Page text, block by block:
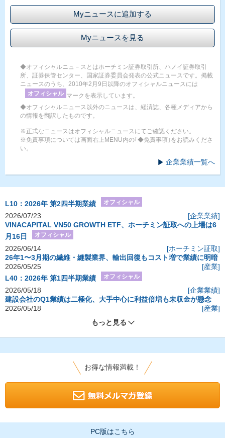
Myニュースに追加する
Myニュースを見る
◆オフィシャルニュ－スとはホーチミン証券取引所、ハノイ証券取引
所、証券保管センター、国家証券委員会発表の公式ニュースです。掲載
ニュースのうち、2010年2月9日以降のオフィシャルニュースには
オフィシャル マークを表示しています。
◆オフィシャルニュース以外のニュースは、経済誌、各種メディアから
の情報を翻訳したものです。
※正式なニュースはオフィシャルニュースにてご確認ください。
※免責事項については画面右上MENU内の｢◆免責事項｣をお読みくださ
い。
企業業績一覧へ
L10：2026年 第2四半期業績 オフィシャル
2026/07/23
[企業業績]
VINACAPITAL VN50 GROWTH ETF、ホーチミン証取への上場は6
月16日
オフィシャル
2026/06/14
[ホーチミン証取]
26年1〜3月期の繊維・縫製業界、輸出回復もコスト増で業績に明暗
2026/05/25
[産業]
L40：2026年 第1四半期業績
オフィシャル
2026/05/18
[企業業績]
建設会社のQ1業績は二極化、大手中心に利益倍増も未収金が懸念
2026/05/18
[産業]
もっと見る
お得な情報満載！
PC版はこちら